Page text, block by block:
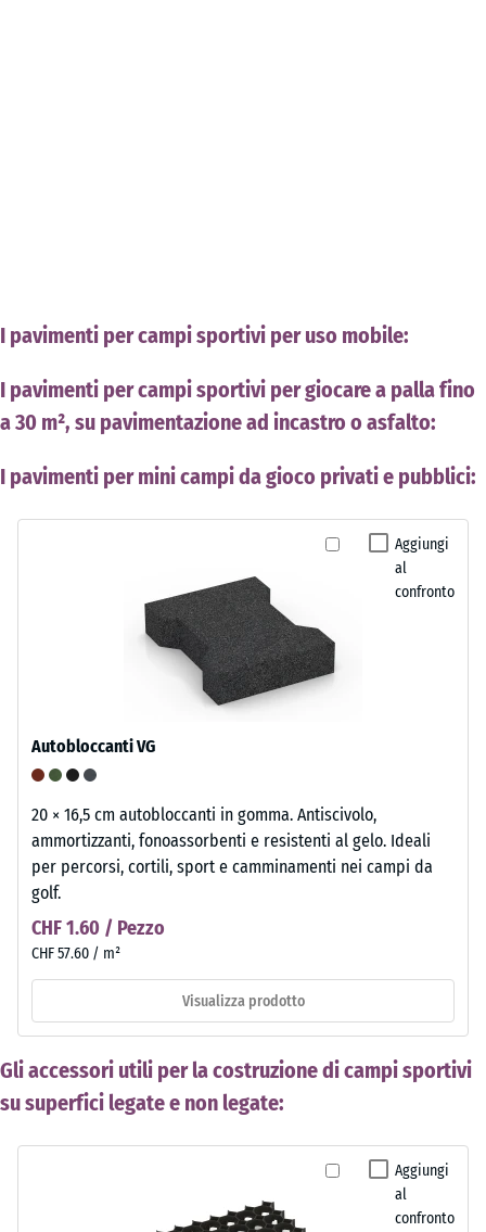
I pavimenti per campi sportivi per uso mobile:
I pavimenti per campi sportivi per giocare a palla fino
a 30 m², su pavimentazione ad incastro o asfalto:
I pavimenti per mini campi da gioco privati e pubblici:
Aggiungi
al
confronto
Autobloccanti VG
20 × 16,5 cm autobloccanti in gomma. Antiscivolo,
ammortizzanti, fonoassorbenti e resistenti al gelo. Ideali
per percorsi, cortili, sport e camminamenti nei campi da
golf.
CHF 1.60 / Pezzo
CHF 57.60 / m²
Visualizza prodotto
Gli accessori utili per la costruzione di campi sportivi
su superfici legate e non legate:
Aggiungi
al
confronto